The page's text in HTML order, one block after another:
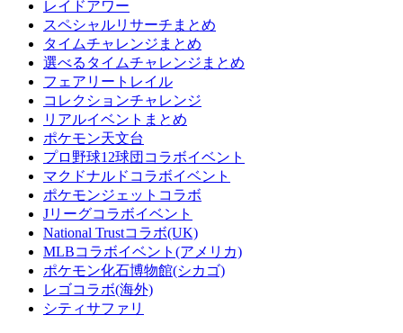
レイドアワー
スペシャルリサーチまとめ
タイムチャレンジまとめ
選べるタイムチャレンジまとめ
フェアリートレイル
コレクションチャレンジ
リアルイベントまとめ
ポケモン天文台
プロ野球12球団コラボイベント
マクドナルドコラボイベント
ポケモンジェットコラボ
Jリーグコラボイベント
National Trustコラボ(UK)
MLBコラボイベント(アメリカ)
ポケモン化石博物館(シカゴ)
レゴコラボ(海外)
シティサファリ